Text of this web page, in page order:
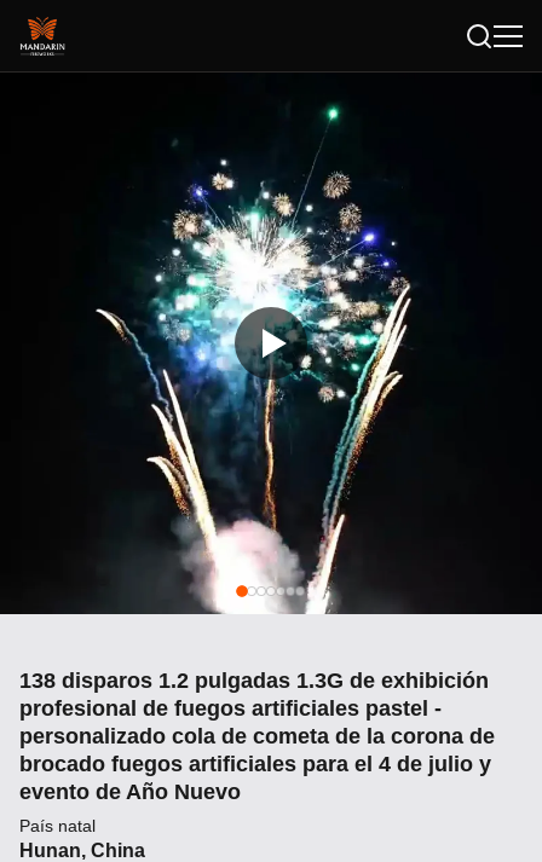
138 disparos 1.2 pulgadas 1.3G de exhibición
profesional de fuegos artificiales pastel -
personalizado cola de cometa de la corona de
brocado fuegos artificiales para el 4 de julio y
evento de Año Nuevo
País natal
Hunan, China